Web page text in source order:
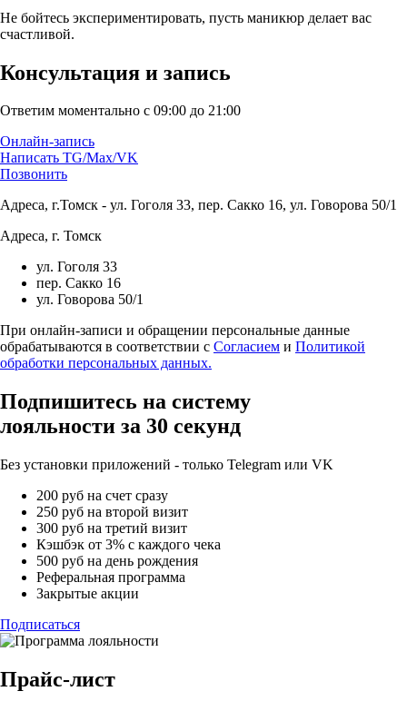
Не бойтесь экспериментировать, пусть маникюр делает вас
счастливой.
Консультация и запись
Ответим моментально с 09:00 до 21:00
Онлайн-запись
Написать TG/Max/VK
Позвонить
Адреса, г.Томск - ул. Гоголя 33, пер. Сакко 16, ул. Говорова 50/1
Адреса, г. Томск
ул. Гоголя 33
пер. Сакко 16
ул. Говорова 50/1
При онлайн-записи и обращении персональные данные
обрабатываются в соответствии с Согласием и Политикой
обработки персональных данных.
Подпишитесь на систему
лояльности за 30 секунд
Без установки приложений - только Telegram или VK
200 руб на счет сразу
250 руб на второй визит
300 руб на третий визит
Кэшбэк от 3% с каждого чека
500 руб на день рождения
Реферальная программа
Закрытые акции
Подписаться
Прайс-лист